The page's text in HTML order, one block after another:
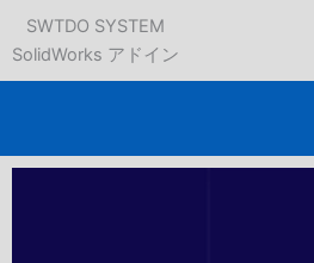
ッ
SWTDO SYSTEM
SolidWorks アドイン